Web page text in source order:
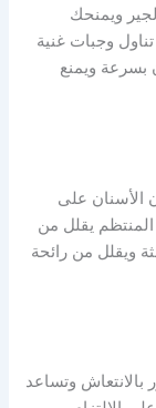
ويمنحك
وجبات غنية
بسرعة ويمنع
الأسنان على
المنتظم يقلل من
ويقلل من رائحة
بالانتعاش وتساعد